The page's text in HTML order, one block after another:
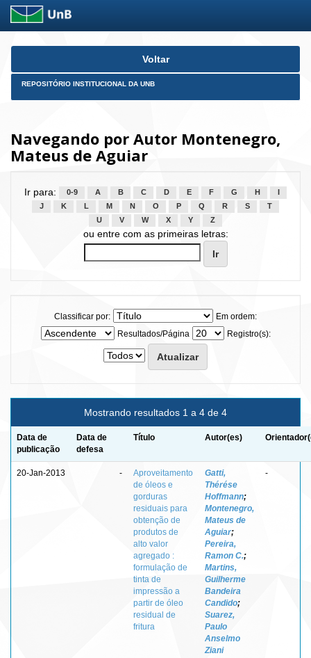
Skip
Voltar
REPOSITÓRIO INSTITUCIONAL DA UNB
Navegando por Autor Montenegro,
Mateus de Aguiar
Ir para: 0-9 A B C D E F G H
J
K L M N O P Q R S
T
U
V W X Y Z
ou entre com as primeiras letras:
Classificar por:
Em ordem:
Resultados/Página
Registro(s):
Mostrando resultados 1 a 4 de 4
Data de
publicação
Data de
defesa
Título Autor(es)
20-Jan-2013 -
Aproveitamento
de óleos e
gorduras
residuais para
obtenção de
produtos de
alto valor
agregado :
formulação de
tinta de
impressão a
partir de óleo
residual de
fritura
Gatti,
Thérése
Hoffmann;
Montenegro,
Mateus de
Aguiar;
Pereira,
Ramon C.;
Martins,
Guilherme
Bandeira
Candido;
Suarez,
Paulo
Anselmo
Ziani
-